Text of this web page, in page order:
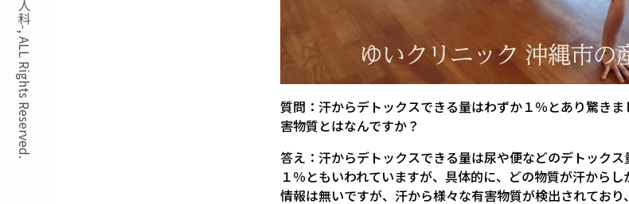
質問：汗からデトックスできる量はわずか１％とあり驚き
害物質とはなんですか？
答え：汗からデトックスできる量は尿や便などのデトック
１％ともいわれていますが、具体的に、どの物質が汗から
情報は無いですが、汗から様々な有害物質が検出されてお
‘さんルーム’ でさまざまな講座・ク
遠方にお住まいで当院での出産を希望さ
English Page